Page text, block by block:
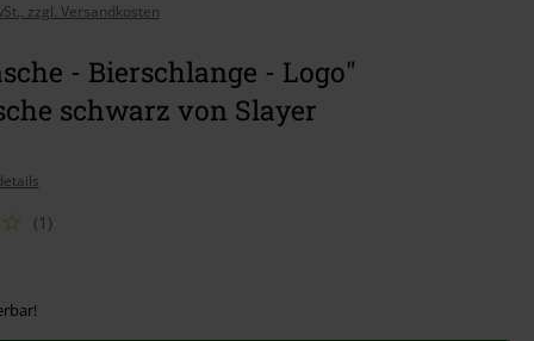
zzgl. Versandkosten
- Bierschlange - Logo"
schwarz von Slayer
(1)